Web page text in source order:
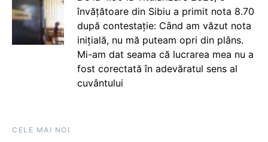
învățătoare din Sibiu a primit nota 8.70
după contestație: Când am văzut nota
inițială, nu mă puteam opri din plâns.
Mi-am dat seama că lucrarea mea nu a
fost corectată în adevăratul sens al
cuvântului
CELE MAI NOI